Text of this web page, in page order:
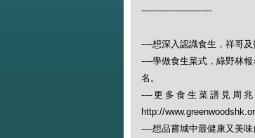
-------------------------
----想深入認識食生，祥哥
----學做食生菜式，綠野林
名。
----更多食生菜譜見周
http://
----想品嘗城中最健康又美